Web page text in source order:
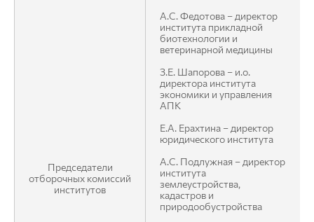
Председатели
отборочных комиссий
институтов
А.С. Федотова – директор
института прикладной
биотехнологии и
ветеринарной медицины
З.Е. Шапорова – и.о.
директора института
экономики и управления
АПК
Е.А. Ерахтина – директор
юридического института
А.С. Подлужная – директор
института
землеустройства,
кадастров и
природообустройства